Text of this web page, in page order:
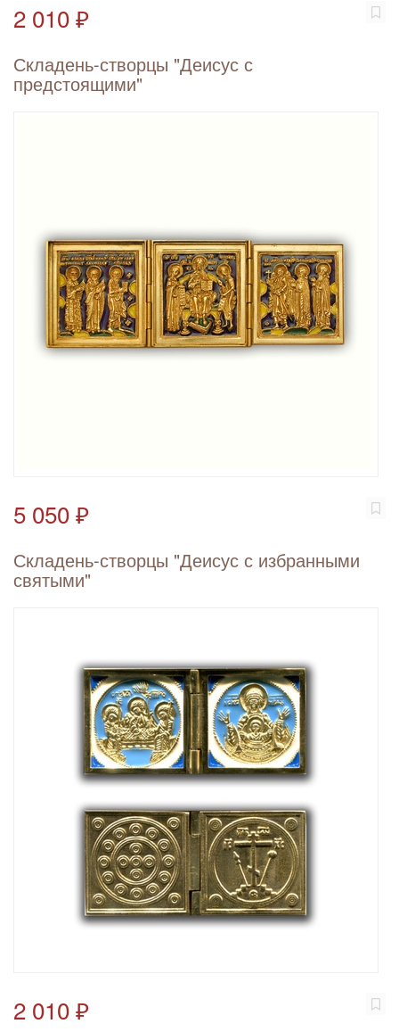
2 010 ₽
Складень-створцы "Деисус с
предстоящими"
5 050 ₽
Складень-створцы "Деисус с избранными
святыми"
2 010 ₽